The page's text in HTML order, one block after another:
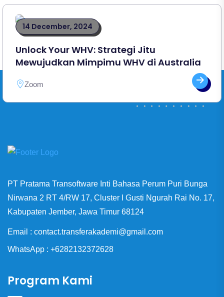
14 December, 2024
Unlock Your WHV: Strategi Jitu
Mewujudkan Mimpimu WHV di Australia
Zoom
PT Pratama Transoftware Inti Bahasa Perum Puri Bunga
Nirwana 2 RT 4/RW 17, Cluster I Gusti Ngurah Rai No. 17,
Kabupaten Jember, Jawa Timur 68124
Email : contact.transferakademi@gmail.com
WhatsApp : +6282132372628
Program Kami